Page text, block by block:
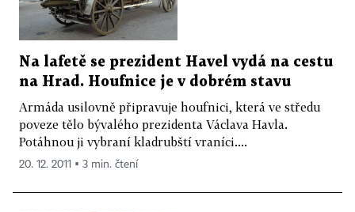
Na lafetě se prezident Havel vydá na cestu
na Hrad. Houfnice je v dobrém stavu
Armáda usilovně připravuje houfnici, která ve středu
poveze tělo bývalého prezidenta Václava Havla.
Potáhnou ji vybraní kladrubští vraníci....
20. 12. 2011 ▪ 3 min. čtení